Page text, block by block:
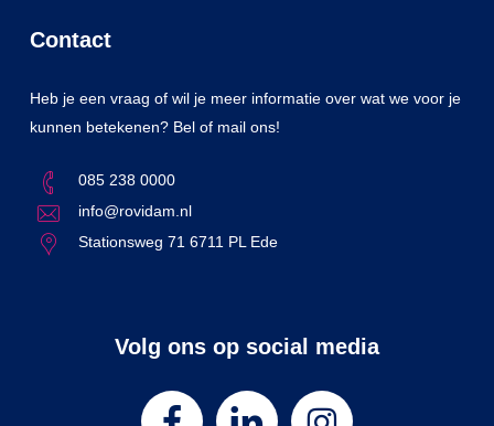
Contact
Heb je een vraag of wil je meer informatie over wat we voor je
kunnen betekenen? Bel of mail ons!
085 238 0000
info@rovidam.nl
Stationsweg 71 6711 PL Ede
Volg ons op social media